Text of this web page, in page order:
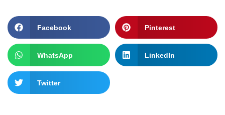
Facebook Pinterest
WhatsApp LinkedIn
Twitter